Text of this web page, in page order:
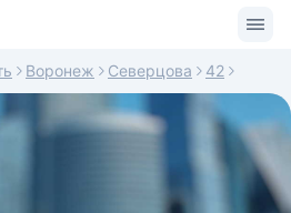
Воронеж Северцова 42